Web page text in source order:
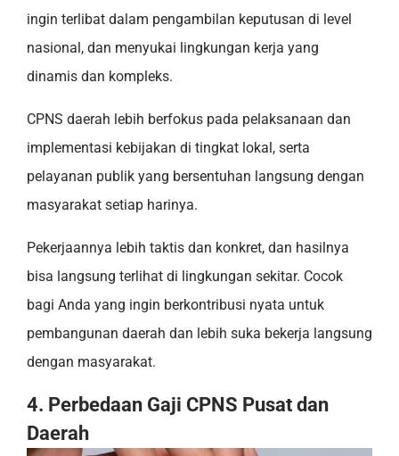
ingin terlibat dalam pengambilan keputusan di level
nasional, dan menyukai lingkungan kerja yang
dinamis dan kompleks.
CPNS daerah lebih berfokus pada pelaksanaan dan
implementasi kebijakan di tingkat lokal, serta
pelayanan publik yang bersentuhan langsung dengan
masyarakat setiap harinya.
Pekerjaannya lebih taktis dan konkret, dan hasilnya
bisa langsung terlihat di lingkungan sekitar. Cocok
bagi Anda yang ingin berkontribusi nyata untuk
pembangunan daerah dan lebih suka bekerja langsung
dengan masyarakat.
4. Perbedaan Gaji CPNS Pusat dan
Daerah